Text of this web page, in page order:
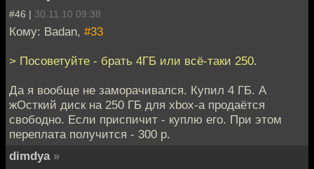
#46 | 30.11.10 09:38
Кому: Badan, #33
> Посоветуйте - брать 4ГБ или всё-таки 250.
Да я вообще не заморачивался. Купил 4 ГБ. А
жОсткий диск на 250 ГБ для xbox-а продаётся
свободно. Если приспичит - куплю его. При этом
переплата получится - 300 р.
dimdya »